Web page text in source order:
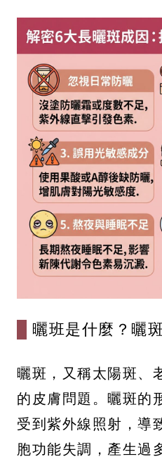
曬班是什麼？曬
曬斑，又稱太陽斑、
的皮膚問題。曬斑的
受到紫外線照射，導
胞功能失調，產生過